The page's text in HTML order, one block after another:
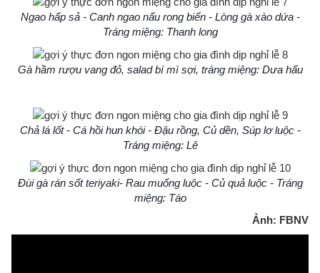
Ngao hấp sả - Canh ngao nấu rong biển - Lòng gà xào dứa -
Tráng miệng: Thanh long
Gà hầm rượu vang đỏ, salad bí mì sợi, tráng miệng: Dưa hấu
Chả lá lốt - Cá hồi hun khói - Đậu rồng, Củ dền, Súp lơ luộc -
Tráng miệng: Lê
Đùi gà rán sốt teriyaki- Rau muống luộc - Củ quả luộc - Tráng
miệng: Táo
Ảnh: FBNV